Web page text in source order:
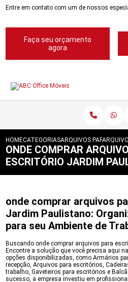
Entre em contato com um de nossos
Faça seu orçamento
agora
HOMECATEGORIASARQUIVOS PARA
ONDE COMPRAR
ESCRITÓRIO JARDIM
onde comprar arquivos
Jardim Paulistano:
para seu Ambiente de
Buscando onde comprar arquivos para
Encontre a solução que você precisa aqui
opções disponibilizadas, como Armários
recepção, Arquivos para escritórios,
trabalho, Gaveteiros para escritórios e
sucesso, a empresa investiu em